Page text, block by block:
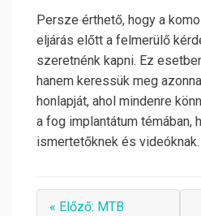
Persze érthető, hogy a
eljárás előtt a felmerülő
szeretnénk kapni. Ez
hanem keressük meg
honlapját, ahol mindenre
a fog implantátum témában,
ismertetőknek és videóknak.
« Előző: MTB